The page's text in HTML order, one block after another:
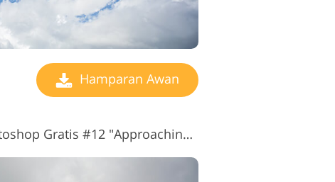
Hamparan Awan
Hamparan Awan Photoshop Gratis #12 "Approaching Storm"